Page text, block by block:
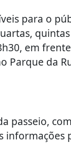
para o
em
Parque da
passeio,
informações